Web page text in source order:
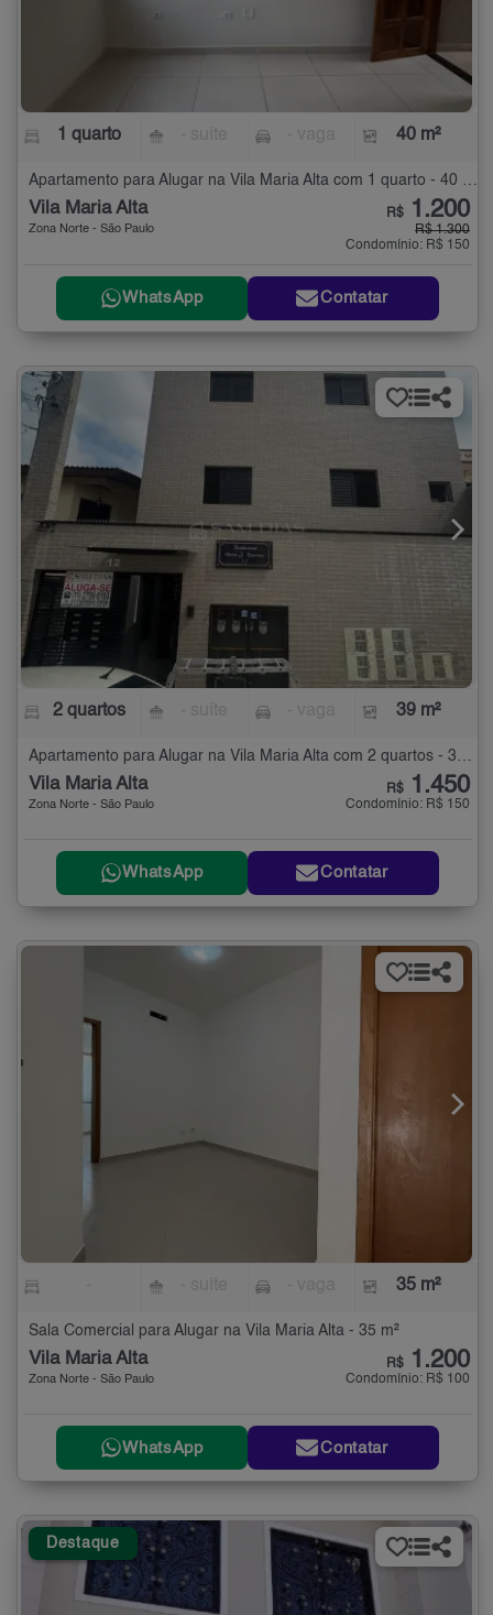
1 quarto 40 m²
Apartamento para Alugar na Vila Maria Alta com 1 quarto - 40 m²
Vila Maria Alta
Zona Norte - São Paulo
R$ 1.200
R$ 1.300
Condomínio: R$ 150
WhatsApp Contatar
2 quartos 39 m²
Vila Maria Alta
Zona Norte - São Paulo
R$ 1.450
Condomínio: R$ 150
WhatsApp Contatar
35 m²
Sala Comercial para Alugar na Vila Maria Alta - 35 m²
Vila Maria Alta
Zona Norte - São Paulo
R$ 1.200
Condomínio: R$ 100
WhatsApp Contatar
Destaque